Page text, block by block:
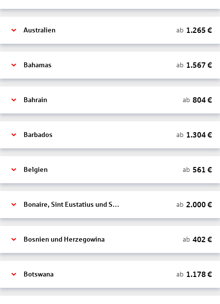
Australien ab 1.265 €
Bahamas ab 1.567 €
Bahrain ab 804€
Barbados ab 1.304€
Belgien ab 561 €
Bonaire, Sint Eustatius und Saba ab 2.000€
Bosnien und Herzegowina ab 402 €
Botswana ab 1.178€